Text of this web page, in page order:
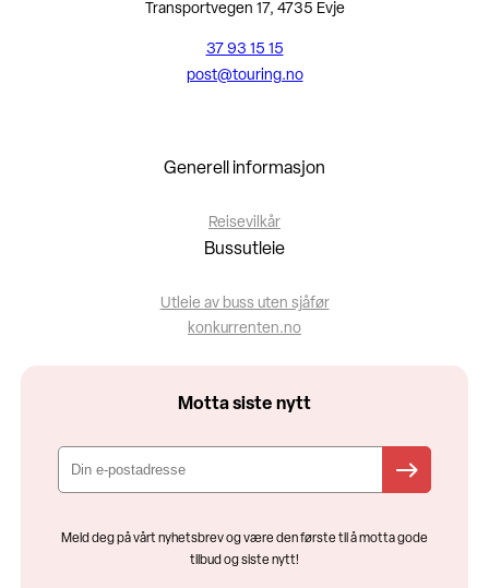
Transportvegen 17, 4735 Evje
37 93 15 15
post@touring.no
Generell informasjon
Reisevilkår
Bussutleie
Utleie av buss uten sjåfør
konkurrenten.no
Motta siste nytt
Meld deg på vårt nyhetsbrev og være den første til å motta gode
tilbud og siste nytt!